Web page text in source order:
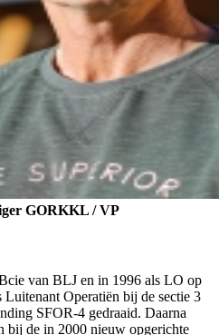
GORKKL / VP
van BLJ en in 1996 als LO op
Operatiën bij de sectie 3
SFOR-4 gedraaid. Daarna
bij de in 2000 nieuw opgerichte